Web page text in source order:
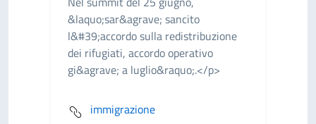
&laquo;sar&agrave; sancito
l&#39;accordo sulla redistribuzione
dei rifugiati, accordo operativo
gi&agrave; a luglio&raquo;.</p>
immigrazione